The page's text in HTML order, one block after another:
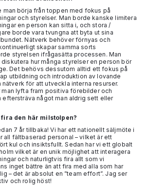
man börja från toppen med fokus på
och styrelser. Man borde kanske limitera
en person kan sitta i, och stora /
borde vara tvungna att byta ut sina
Nätverk behöver förnyas och
skapar samma sorts
styrelsen ifrågasätta processen. Man
hur många styrelser en person bör
Det behövs dessutom alltid ett fokus på
utbildning och introduktion av lovande
för att utveckla interna resurser.
lyfta fram positiva förebilder och
eftersträva något man aldrig sett eller
den här milstolpen?
7 år tillbaka! Vi har ett nationellt säljmöte i
all fältbaserad personal – vilket är ett
kul och insiktsfullt. Sedan har vi ett globalt
vilket är en unik möjlighet att interagera
och naturligtvis fira allt som vi
inget bättre än att fira med alla som har
– det är absolut en ”team effort”. Jag ser
och rolig höst!